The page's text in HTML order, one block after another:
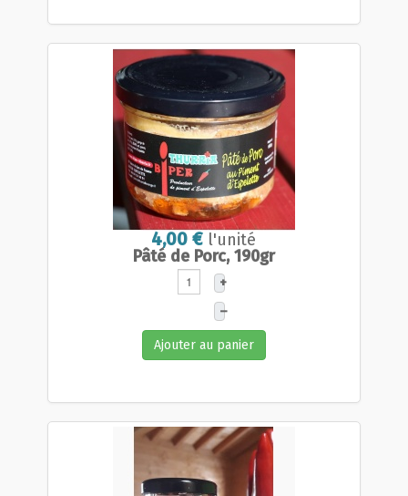
4,00 € l'unité
Pâté de Porc, 190gr
+
–
Ajouter au panier